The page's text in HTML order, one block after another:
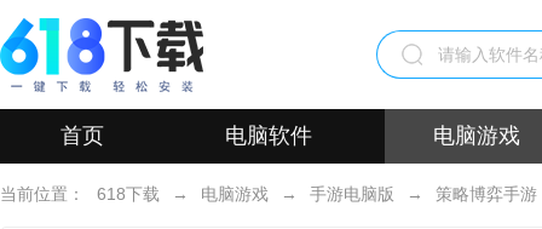
首页 电脑软件 电脑游戏
当前位置： 618下载 → 电脑游戏 → 手游电脑版 → 策略博弈手游